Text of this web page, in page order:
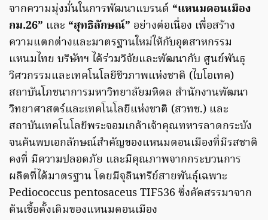
จากความมุ่งมั่นในการพัฒนาแบรนด์ “แหนมดอนเมือง
กม.26” และ “สุทธิลักษณ์” อย่างต่อเนื่อง เพื่อสร้าง
ความแตกต่างและมาตรฐานใหม่ให้กับอุตสาหกรรม
แหนมไทย บริษัทฯ ได้ร่วมวิจัยและพัฒนากับ ศูนย์พันธุ
วิศวกรรมและเทคโนโลยีชีวภาพแห่งชาติ (ไบโอเทค)
สถาบันโภชนาการมหาวิทยาลัยมหิดล สำนักงานพัฒนา
วิทยาศาสตร์และเทคโนโลยีแห่งชาติ (สวทช.) และ
สถาบันเทคโนโลยีพระจอมเกล้าเจ้าคุณทหารลาดกระบัง
จนค้นพบเอกลักษณ์สำคัญของแหนมดอนเมืองที่มีรสชาติ
คงที่ มีความปลอดภัย และมีคุณภาพจากกระบวนการ
ผลิตที่ได้มาตรฐาน โดยมีจุลินทรีย์สายพันธุ์เฉพาะ
Pediococcus pentosaceus TIF536 ซึ่งคัดสรรมาจาก
ต้นเชื้อดั้งเดิมของแหนมดอนเมือง